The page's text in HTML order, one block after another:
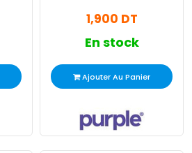
1,900 DT
En stock
Ajouter Au Panier